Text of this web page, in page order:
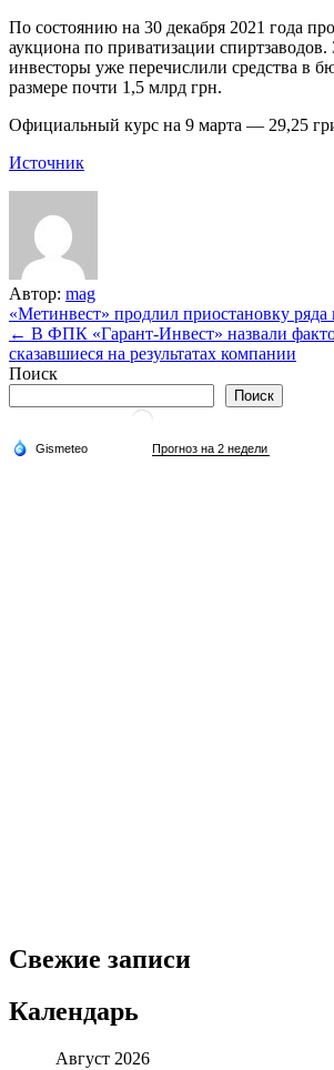
По состоянию на 30 декабря 2021 года
аукциона по приватизации спиртзаводов.
инвесторы уже перечислили средства в
размере почти 1,5 млрд грн.
Официальный курс на 9 марта — 29,25
Источник
Автор: mag
Навигация
по
записям
«Метинвест» продлил приостановку
← В ФПК «Гарант-Инвест» назвали
сказавшиеся на результатах компании
Поиск
Поиск
Свежие записи
Календарь
Август 2026